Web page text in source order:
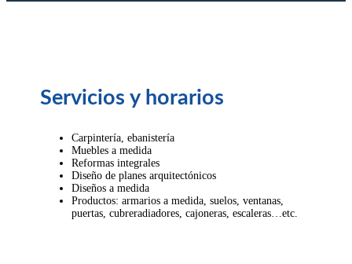
Servicios y horarios
Carpintería, ebanistería
Muebles a medida
Reformas integrales
Diseño de planes arquitectónicos
Diseños a medida
Productos: armarios a medida, suelos, ventanas,
puertas, cubreradiadores, cajoneras, escaleras…etc.